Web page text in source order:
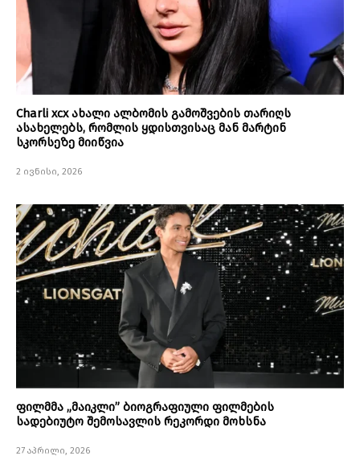
Charli xcx ახალი ალბომის გამოშვების თარიღს
ასახელებს, რომლის ყდისთვისაც მან მარტინ
სკორსეზე მიიწვია
2 ივნისი, 2026
ფილმმა „მაიკლი” ბიოგრაფიული ფილმების
სადებიუტო შემოსავლის რეკორდი მოხსნა
27 აპრილი, 2026